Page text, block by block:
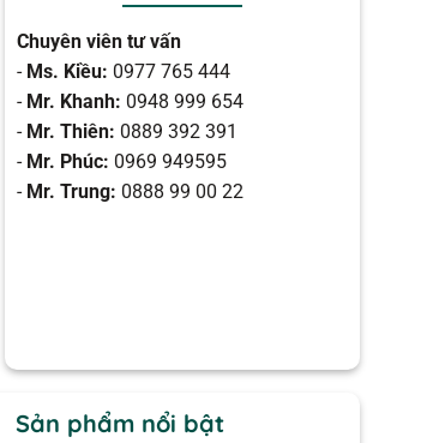
Chuyên viên tư vấn
- Ms. Kiều: 0977 765 444
- Mr. Khanh: 0948 999 654
- Mr. Thiên: 0889 392 391
- Mr. Phúc: 0969 949595
- Mr. Trung: 0888 99 00 22
Sản phẩm nổi bật